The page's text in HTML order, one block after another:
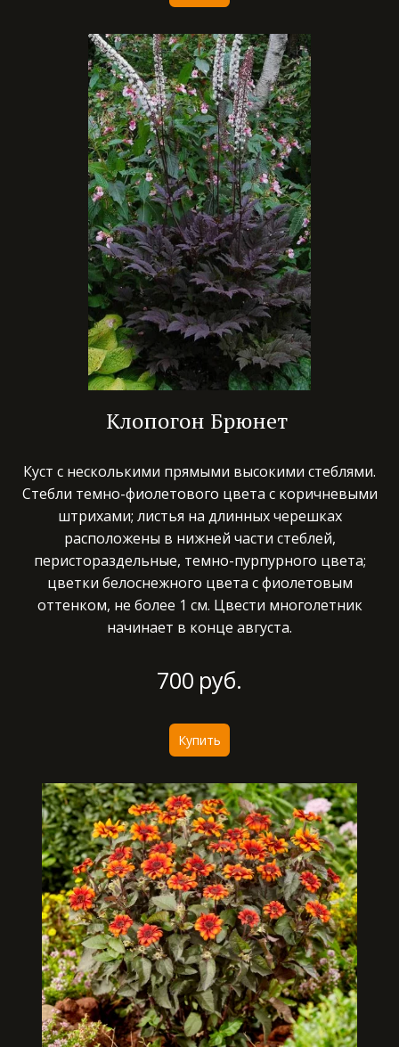
Клопогон Брюнет
Куст с несколькими прямыми высокими стеблями.
Стебли темно-фиолетового цвета с коричневыми
штрихами; листья на длинных черешках
расположены в нижней части стеблей,
перистораздельные, темно-пурпурного цвета;
цветки белоснежного цвета с фиолетовым
оттенком, не более 1 см. Цвести многолетник
начинает в конце августа.
700 руб.
Купить